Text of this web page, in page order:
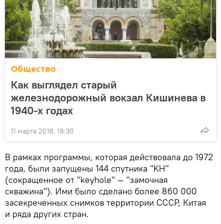
Общество
Как выглядел старый
железнодорожный вокзал Кишинева в
1940-х годах
11 марта 2018, 19:30
В рамках программы, которая действовала до 1972
года, были запущены 144 спутника "KH"
(сокращенное от "keyhole" — "замочная
скважина"). Ими было сделано более 860 000
засекреченных снимков территории СССР, Китая
и ряда других стран.